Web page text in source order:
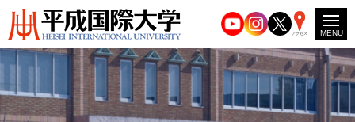
アクセス MENU